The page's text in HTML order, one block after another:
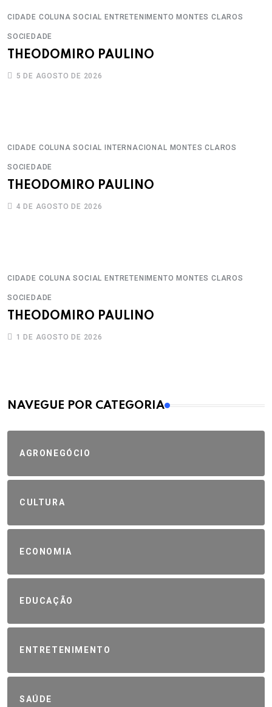
CIDADE COLUNA SOCIAL ENTRETENIMENTO MONTES CLAROS
SOCIEDADE
THEODOMIRO PAULINO
5 DE AGOSTO DE 2026
CIDADE COLUNA SOCIAL INTERNACIONAL MONTES CLAROS
SOCIEDADE
THEODOMIRO PAULINO
4 DE AGOSTO DE 2026
CIDADE COLUNA SOCIAL ENTRETENIMENTO MONTES CLAROS
SOCIEDADE
THEODOMIRO PAULINO
1 DE AGOSTO DE 2026
MAIS VISTOS
NAVEGUE POR CATEGORIA
AGRONEGÓCIO
CULTURA
ECONOMIA
EDUCAÇÃO
ENTRETENIMENTO
SAÚDE